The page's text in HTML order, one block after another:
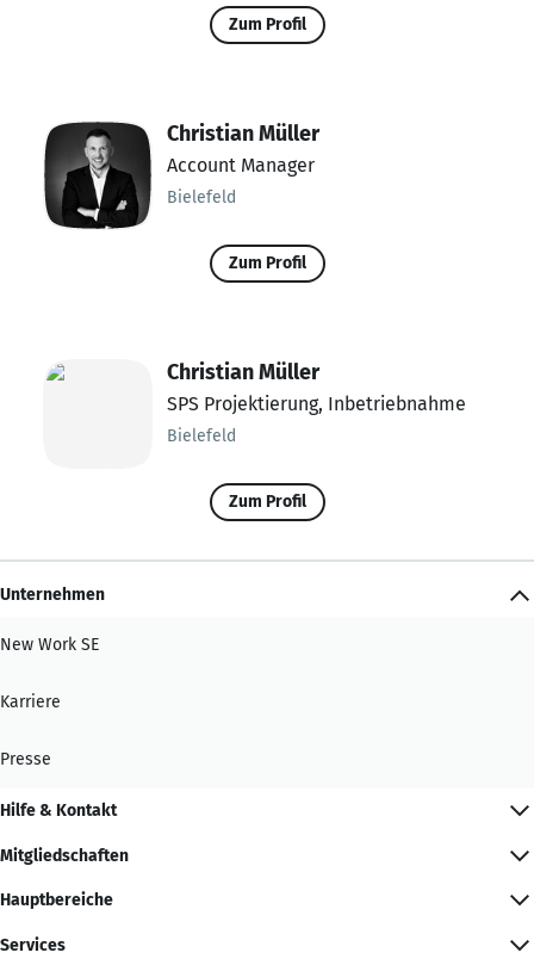
Zum Profil
Christian Müller
Account Manager
Bielefeld
Zum Profil
Christian Müller
SPS Projektierung, Inbetriebnahme
Bielefeld
Zum Profil
Unternehmen
New Work SE
Karriere
Presse
Hilfe & Kontakt
Mitgliedschaften
Hauptbereiche
Services